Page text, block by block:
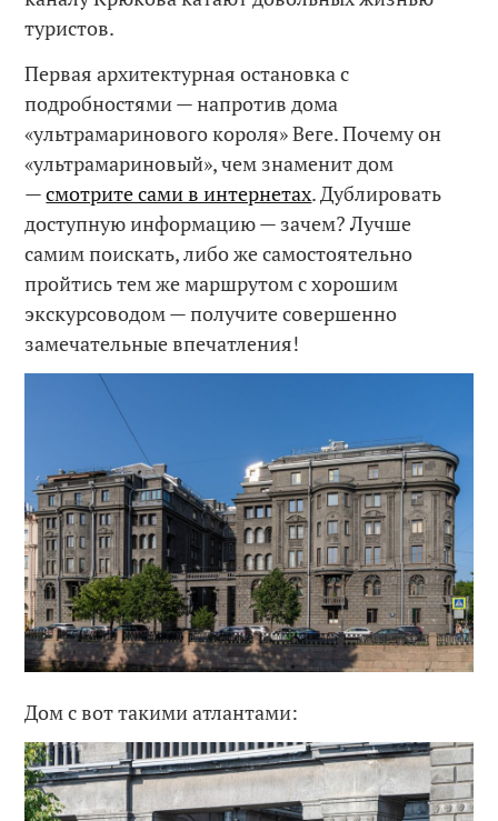
туристов.
Первая архитектурная остановка с
подробностями — напротив дома
«ультрамаринового короля» Веге. Почему он
«ультрамариновый», чем знаменит дом
—смотрите сами в интернетах. Дублировать
доступную информацию — зачем? Лучше
самим поискать, либо же самостоятельно
пройтись тем же маршрутом с хорошим
экскурсоводом — получите совершенно
замечательные впечатления!
Дом с вот такими атлантами: